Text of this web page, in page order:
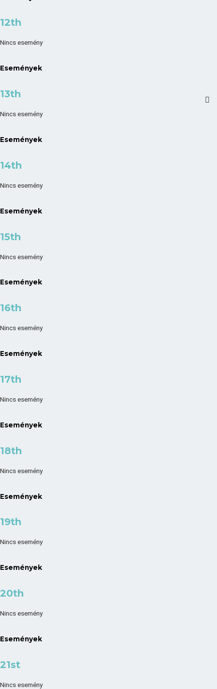
12th
Nincs esemény
Események
13th
Nincs esemény
Események
14th
Nincs esemény
Események
15th
Nincs esemény
Események
16th
Nincs esemény
Események
17th
Nincs esemény
Események
18th
Nincs esemény
Események
19th
Nincs esemény
Események
20th
Nincs esemény
Események
21st
Nincs esemény